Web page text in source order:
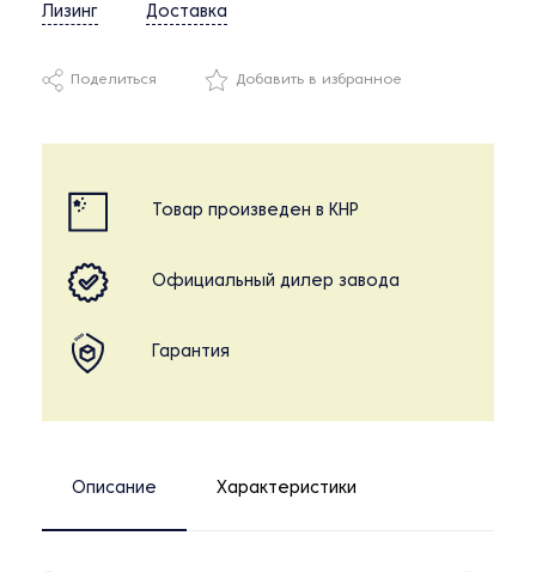
Лизинг Доставка
Поделиться Добавить в избранное
Товар произведен в КНР
Официальный дилер завода
Гарантия
Описание Характеристики